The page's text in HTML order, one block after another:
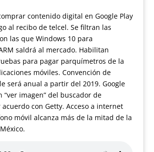
contenido digital en Google Play
al recibo de telcel. Se filtran las
las que Windows 10 para
saldrá al mercado. Habilitan
para pagar parquímetros de la
móviles. Convención de
será anual a partir del 2019. Google
“ver imagen” del buscador de
con Getty. Acceso a internet
móvil alcanza más de la mitad de la